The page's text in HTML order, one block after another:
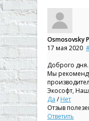
Osmosovsky
17 мая 2020
Доброго дня.
Мы
Экософт,
Да /Нет
Отзыв
Ответить